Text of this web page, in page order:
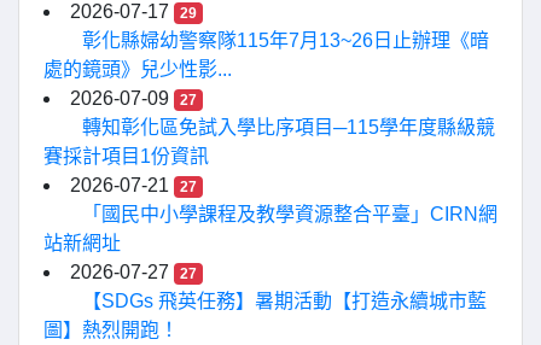
2026-07-17
29
彰化縣婦幼警察隊115年7月13~26日止辦理《暗
處的鏡頭》兒少性影...
2026-07-09
27
轉知彰化區免試入學比序項目─115學年度縣級競
賽採計項目1份資訊
2026-07-21
27
「國民中小學課程及教學資源整合平臺」CIRN網
站新網址
2026-07-27
27
【SDGs 飛英任務】暑期活動【打造永續城市藍
圖】熱烈開跑！